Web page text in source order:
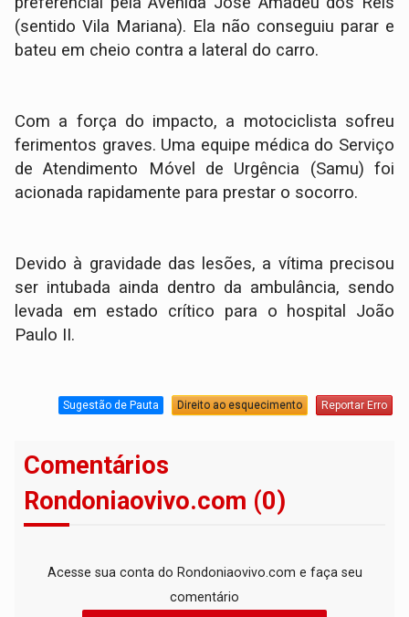
(sentido Vila Mariana). Ela não conseguiu parar e
bateu em cheio contra a lateral do carro.
​Com a força do impacto, a motociclista sofreu
ferimentos graves. Uma equipe médica do Serviço
de Atendimento Móvel de Urgência (Samu) foi
acionada rapidamente para prestar o socorro.
​Devido à gravidade das lesões, a vítima precisou
ser intubada ainda dentro da ambulância, sendo
levada em estado crítico para o hospital João
Paulo II.
Sugestão de Pauta Direito ao esquecimento Reportar Erro
Comentários
Rondoniaovivo.com (0)
Acesse sua conta do Rondoniaovivo.com e faça seu
comentário